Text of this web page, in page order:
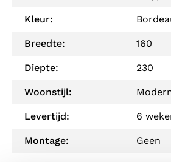
Kleur:
Breedte: 160
Diepte: 230
Woonstijl:
Levertijd: 6
Montage: Geen